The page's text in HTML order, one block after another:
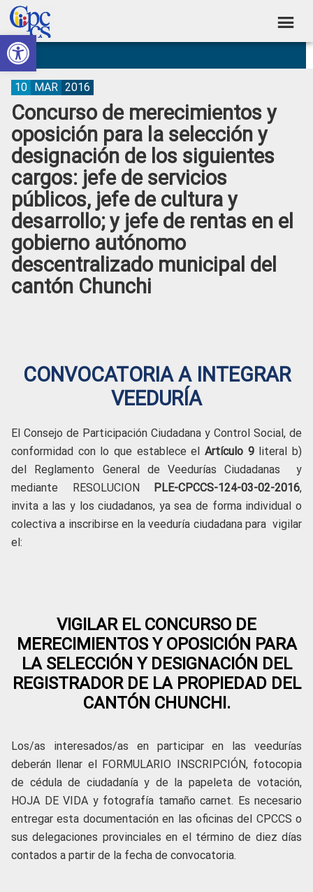
Abrir barra de herramientas
Skip
to
primary
navigation
Skip
to
main
content
Skip
to
primary
sidebar
Skip
to
footer
Consejo
de
Participación
Ciudadana
Control
Social
Construyendo
Poder
Ciudadano
Concurso de merecimientos y
oposición para la selección y
designación de los siguientes
cargos: jefe de servicios
públicos, jefe de cultura y
desarrollo; y jefe de rentas en el
gobierno autónomo
descentralizado municipal del
cantón Chunchi
10 MAR 2016
CONVOCATORIA A INTEGRAR
VEEDURÍA
El Consejo de Participación Ciudadana y Control Social, de
conformidad con lo que establece el Artículo 9 literal b)
del Reglamento General de Veedurías Ciudadanas y
mediante RESOLUCION
PLE-CPCCS-124-03-02-2016,
invita a las y los ciudadanos, ya sea de forma individual o
colectiva a inscribirse en la veeduría ciudadana para vigilar
el:
VIGILAR EL CONCURSO DE
MERECIMIENTOS Y OPOSICIÓN PARA
LA SELECCIÓN Y DESIGNACIÓN DEL
REGISTRADOR DE LA PROPIEDAD DEL
CANTÓN CHUNCHI.
Los/as interesados/as en participar en las veedurías
deberán llenar el FORMULARIO INSCRIPCIÓN, fotocopia
de cédula de ciudadanía y de la papeleta de votación,
HOJA DE VIDA y fotografía tamaño carnet. Es necesario
entregar esta documentación en las oficinas del CPCCS o
sus delegaciones provinciales en el término de diez días
contados a partir de la fecha de convocatoria.